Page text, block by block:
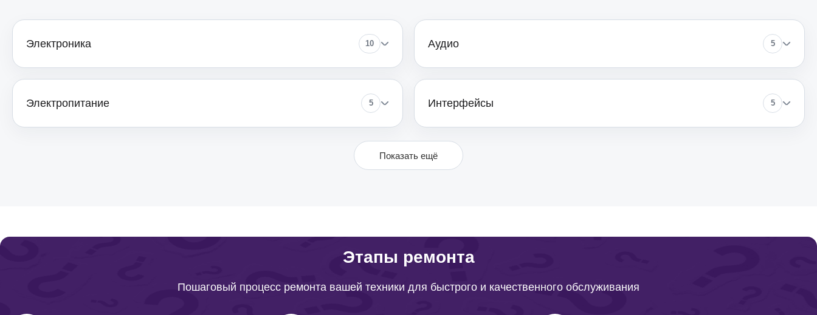
Ремонт шнура микрофонов Yamaha от 100 390
Ремонт дисплея микрофонов Yamaha от 80 2390
Ремонт переключателей микрофонов
от 50
от 60
от 110
Электроника 10 Аудио 5
Электропитание 5 Интерфейсы 5
Показать ещё
Этапы ремонта
Пошаговый процесс ремонта вашей техники для быстрого и качественного обслуживания